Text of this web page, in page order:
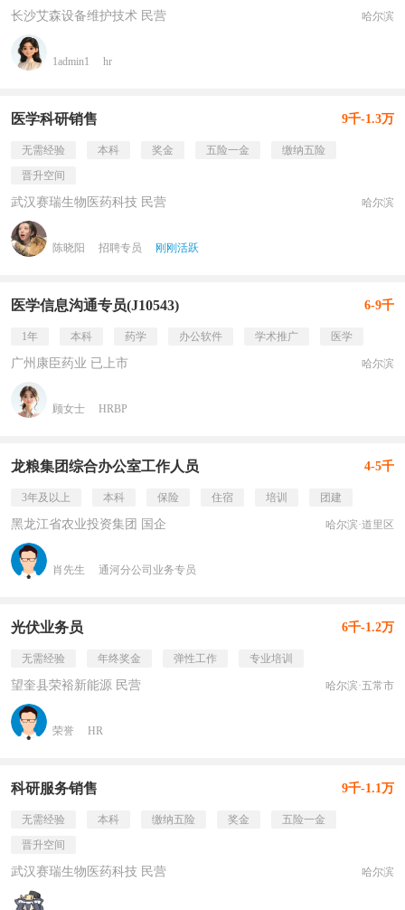
长沙艾森设备维护技术 民营 哈尔滨
1admin1 hr
医学科研销售 9千-1.3万
无需经验 本科 奖金 五险一金
缴纳五险
晋升空间
武汉赛瑞生物医药科技 民营 哈尔滨
陈晓阳 招聘专员 刚刚活跃
医学信息沟通专员(J10543) 6-9千
1年 本科 药学 办公软件 学术推广 医学
广州康臣药业 已上市 哈尔滨
顾女士 HRBP
龙粮集团综合办公室工作人员 4-5千
3年及以上 本科 保险 住宿 培训 团建
黑龙江省农业投资集团 国企 哈尔滨·道里区
肖先生 通河分公司业务专员
光伏业务员 6千-1.2万
无需经验 年终奖金 弹性工作 专业培训
望奎县荣裕新能源 民营 哈尔滨·五常市
荣誉 HR
科研服务销售 9千-1.1万
无需经验 本科 缴纳五险 奖金
五险一金
晋升空间
武汉赛瑞生物医药科技 民营 哈尔滨